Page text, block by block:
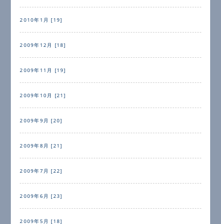
2010年1月 [19]
2009年12月 [18]
2009年11月 [19]
2009年10月 [21]
2009年9月 [20]
2009年8月 [21]
2009年7月 [22]
2009年6月 [23]
2009年5月 [18]